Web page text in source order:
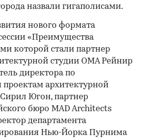
назвали гигаполисами.
нового формата
«Преимущества
которой стали партнер
студии OMA Рейнир
директора по
архитектурной
Югон, партнер
бюро MAD Architects
департамента
Нью-Йорка Пурнима